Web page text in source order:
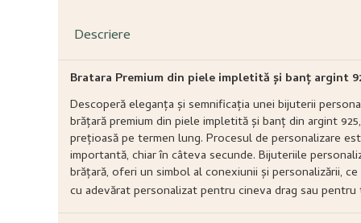
Descriere
Bratara Premium din piele impletită și banț argint
Descoperă eleganța și semnificația unei bijuterii
brățară premium din piele impletită și banț din argint
prețioasă pe termen lung. Procesul de personalizare
importantă, chiar în câteva secunde. Bijuteriile
brățară, oferi un simbol al conexiunii și personalizării,
cu adevărat personalizat pentru cineva drag sau